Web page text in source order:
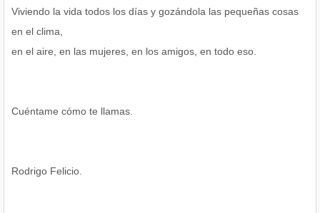
Viviendo la vida todos los días y gozándola las pequeñas cosas
en el clima,
en el aire, en las mujeres, en los amigos, en todo eso.
Cuéntame cómo te llamas.
Rodrigo Felicio.